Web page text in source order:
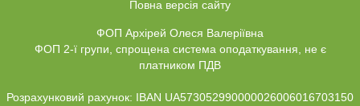
Повна версія сайту
ФОП Архірей Олеся Валеріївна
ФОП 2-ї групи, спрощена система оподаткування, не є
платником ПДВ
Розрахунковий рахунок: IBAN UA573052990000026006016703150